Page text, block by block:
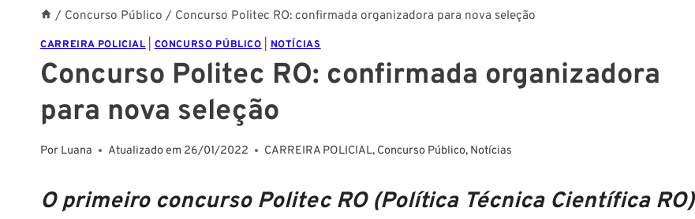
/ Concurso Público / Concurso Politec RO: confirmada organizadora para nova seleção
CARREIRA POLICIAL CONCURSO PÚBLICO NOTÍCIAS
Concurso Politec RO: confirmada organizadora
para nova seleção
Por Luana Atualizado em 26/01/2022 CARREIRA POLICIAL, Concurso Público, Notícias
O primeiro concurso Politec RO (Política Técnica Científica RO)